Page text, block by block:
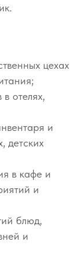
цехах
отелях,
и
детских
в кафе и
и
блюд,
и